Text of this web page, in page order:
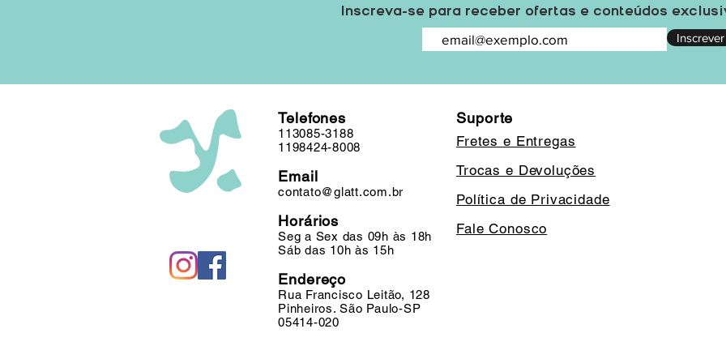
Inscreva-se para receber ofertas e conteúdos
Inscrever
Telefones
113085-3188
1198424-8008
Email
contato@glatt.com.br
Horários
Seg a Sex das 09h às 18h
Sáb das 10h às 15h
Endereço
Rua Francisco Leitão, 128
Pinheiros. São Paulo-SP
05414-020
Suporte
Fretes e Entregas
Trocas e Devoluções
Política de Privacidade
Fale Conosco